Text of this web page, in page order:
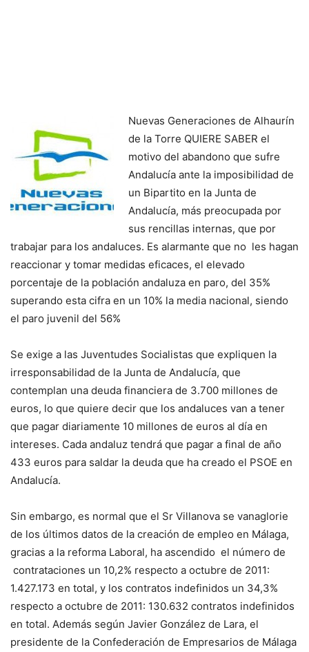
Nuevas Generaciones de Alhaurín
de la Torre QUIERE SABER el
motivo del abandono que sufre
Andalucía ante la imposibilidad de
un Bipartito en la Junta de
Andalucía, más preocupada por
sus rencillas internas, que por
trabajar para los andaluces. Es alarmante que no les hagan
reaccionar y tomar medidas eficaces, el elevado
porcentaje de la población andaluza en paro, del 35%
superando esta cifra en un 10% la media nacional, siendo
el paro juvenil del 56%
Se exige a las Juventudes Socialistas que expliquen la
irresponsabilidad de la Junta de Andalucía, que
contemplan una deuda financiera de 3.700 millones de
euros, lo que quiere decir que los andaluces van a tener
que pagar diariamente 10 millones de euros al día en
intereses. Cada andaluz tendrá que pagar a final de año
433 euros para saldar la deuda que ha creado el PSOE en
Andalucía.
Sin embargo, es normal que el Sr Villanova se vanaglorie
de los últimos datos de la creación de empleo en Málaga,
gracias a la reforma Laboral, ha ascendido el número de
contrataciones un 10,2% respecto a octubre de 2011:
1.427.173 en total, y los contratos indefinidos un 34,3%
respecto a octubre de 2011: 130.632 contratos indefinidos
en total. Además según Javier González de Lara, el
presidente de la Confederación de Empresarios de Málaga